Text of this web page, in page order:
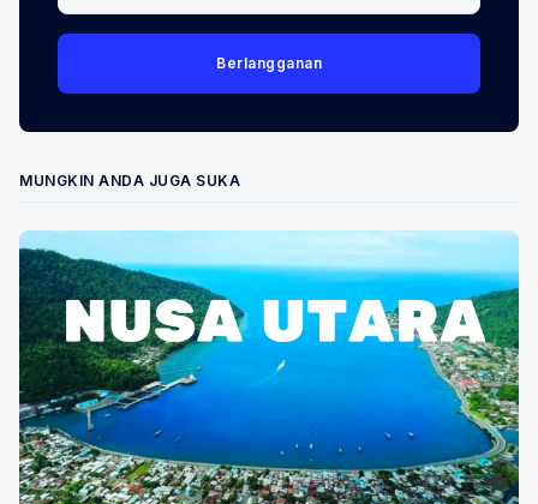
Berlangganan
MUNGKIN ANDA JUGA SUKA